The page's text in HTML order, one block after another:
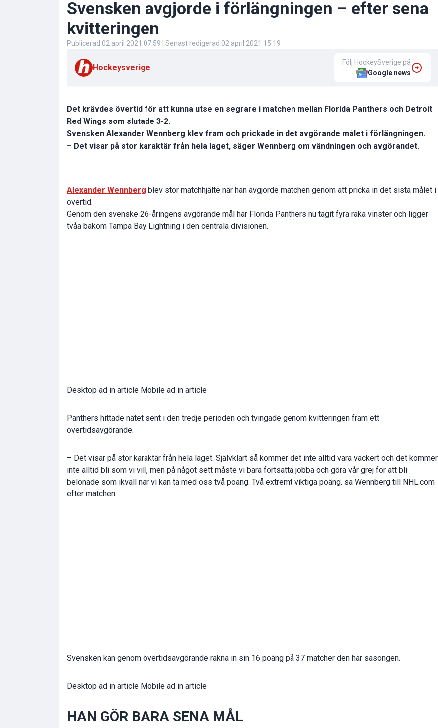
Svensken avgjorde i förlängningen – efter sena
kvitteringen
Publicerad 02 april 2021 07:59 | Senast redigerad 02 april 2021 15:19
Hockeysverige
Följ HockeySverige på
Google news
Det krävdes övertid för att kunna utse en segrare i matchen mellan Florida Panthers och Detroit
Red Wings som slutade 3-2.
Svensken Alexander Wennberg klev fram och prickade in det avgörande målet i förlängningen.
– Det visar på stor karaktär från hela laget, säger Wennberg om vändningen och avgörandet.
Alexander Wennberg blev stor matchhjälte när han avgjorde matchen genom att pricka in det sista målet i
övertid.
Genom den svenske 26-åringens avgörande mål har Florida Panthers nu tagit fyra raka vinster och ligger
tvåa bakom Tampa Bay Lightning i den centrala divisionen.
Desktop ad in article Mobile ad in article
Panthers hittade nätet sent i den tredje perioden och tvingade genom kvitteringen fram ett
övertidsavgörande.
– Det visar på stor karaktär från hela laget. Självklart så kommer det inte alltid vara vackert och det kommer
inte alltid bli som vi vill, men på något sett måste vi bara fortsätta jobba och göra vår grej för att bli
belönade som ikväll när vi kan ta med oss två poäng. Två extremt viktiga poäng, sa Wennberg till NHL.com
efter matchen.
Svensken kan genom övertidsavgörande räkna in sin 16 poäng på 37 matcher den här säsongen.
Desktop ad in article Mobile ad in article
HAN GÖR BARA SENA MÅL